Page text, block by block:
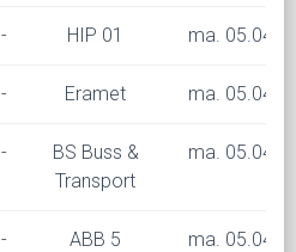
- HIP 01 ma. 05.04
- Eramet ma. 05.04
-
BS Buss &
Transport
ma. 05.04
- ABB 5 ma. 05.04